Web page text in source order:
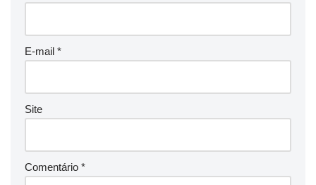
E-mail *
Site
Comentário *